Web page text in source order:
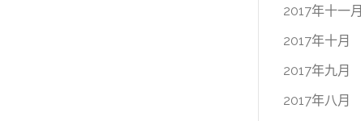
2017年十一月
2017年十月
2017年九月
2017年八月